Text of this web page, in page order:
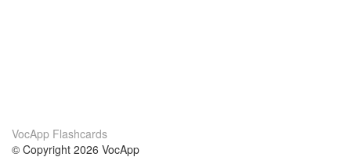
VocApp Flashcards
© Copyright 2026 VocApp